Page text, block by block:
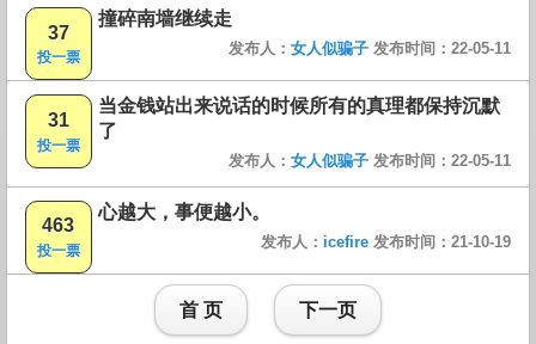
37
投一票
撞碎南墙继续走
发布人： 女人似骗子 发布时间：22-05-11
31
投一票
当金钱站出来说话的时候所有的真理都保持沉默
了
发布人： 女人似骗子 发布时间：22-05-11
463
投一票
心越大，事便越小。
发布人： icefire 发布时间：21-10-19
首 页 下一页